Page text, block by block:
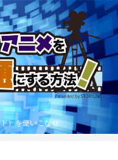
）を使いこなせ